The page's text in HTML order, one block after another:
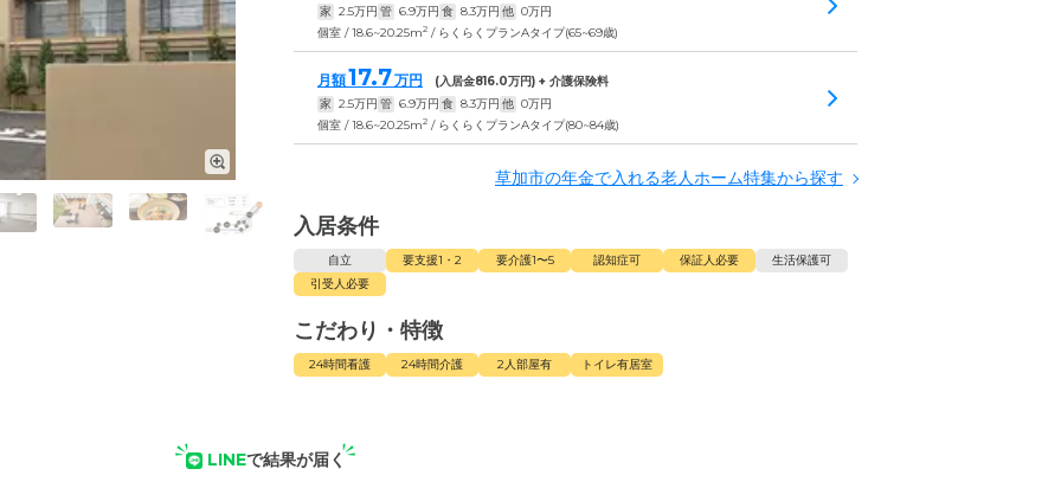
家 2.5万円 管 6.9万円 食 8.3万円 他 0万円
個室 / 18.6~20.25m2 / らくらくプランAタイプ(65~69歳)
月額17.7万円 (入居金816.0万円) + 介護保険料
家 2.5万円 管 6.9万円 食 8.3万円 他 0万円
個室 / 18.6~20.25m2 / らくらくプランAタイプ(80~84歳)
草加市の年金で入れる老人ホーム特集から探す
入居条件
自立 要支援1・2 要介護1〜5 認知症可 保証人必要
生活保護可
引受人必要
こだわり・特徴
24時間看護 24時間介護 2人部屋有 トイレ有居室
LINEで結果が届く